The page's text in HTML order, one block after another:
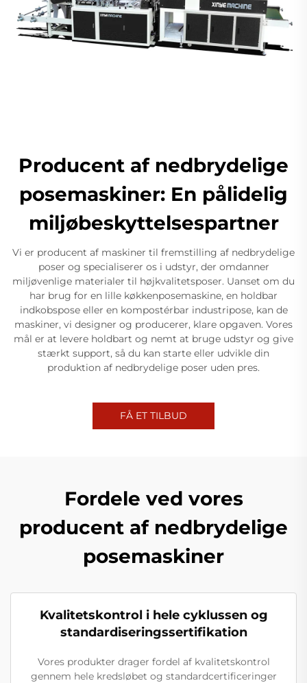
Producent af nedbrydelige
posemaskiner: En pålidelig
miljøbeskyttelsespartner
Vi er producent af maskiner til fremstilling af nedbrydelige
poser og specialiserer os i udstyr, der omdanner
miljøvenlige materialer til højkvalitetsposer. Uanset om du
har brug for en lille køkkenposemaskine, en holdbar
indkobspose eller en kompostérbar industripose, kan de
maskiner, vi designer og producerer, klare opgaven. Vores
mål er at levere holdbart og nemt at bruge udstyr og give
stærkt support, så du kan starte eller udvikle din
produktion af nedbrydelige poser uden pres.
FÅ ET TILBUD
Fordele ved vores
producent af nedbrydelige
posemaskiner
Kvalitetskontrol i hele cyklussen og
standardiseringssertifikation
Vores produkter drager fordel af kvalitetskontrol
gennem hele kredsløbet og standardcertificeringer